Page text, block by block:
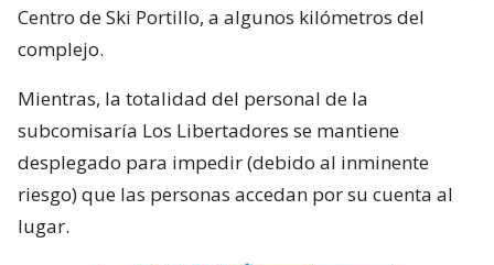
Centro de Ski Portillo, a algunos kilómetros del
complejo.
Mientras, la totalidad del personal de la
subcomisaría Los Libertadores se mantiene
desplegado para impedir (debido al inminente
riesgo) que las personas accedan por su cuenta al
lugar.